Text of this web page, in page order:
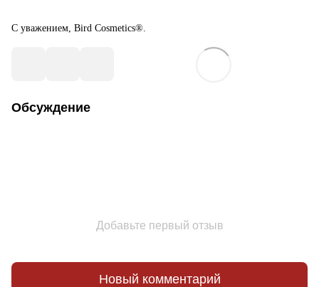
С уважением, Bird Cosmetics®.
Обсуждение
Добавьте первый отзыв
Новый комментарий